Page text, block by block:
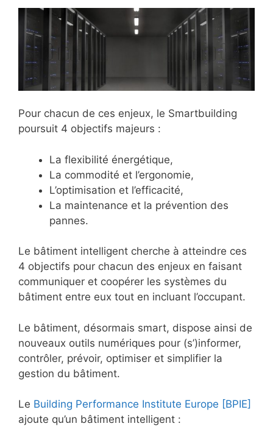
Pour chacun de ces enjeux, le Smartbuilding
poursuit 4 objectifs majeurs :
La flexibilité énergétique,
La commodité et l’ergonomie,
L’optimisation et l’efficacité,
La maintenance et la prévention des
pannes.
Le bâtiment intelligent cherche à atteindre ces
4 objectifs pour chacun des enjeux en faisant
communiquer et coopérer les systèmes du
bâtiment entre eux tout en incluant l’occupant.
Le bâtiment, désormais smart, dispose ainsi de
nouveaux outils numériques pour (s’)informer,
contrôler, prévoir, optimiser et simplifier la
gestion du bâtiment.
Le Building Performance Institute Europe [BPIE]
ajoute qu’un bâtiment intelligent :